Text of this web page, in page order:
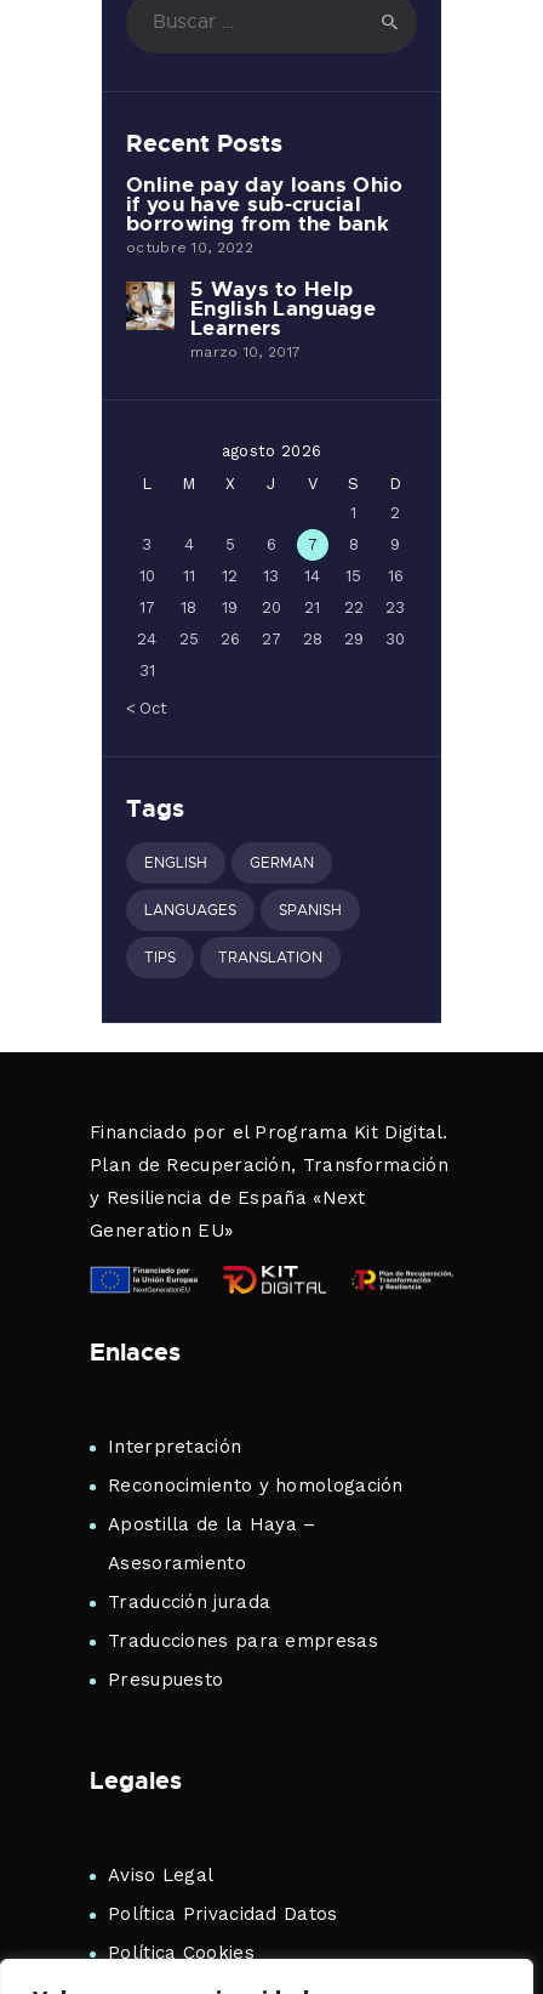
Recent Posts
Online pay day loans Ohio
if you have sub-crucial
borrowing from the bank
octubre 10, 2022
5 Ways to Help
English Language
Learners
marzo 10, 2017
agosto 2026
L
M X J V S
D
1
2
3
4 5 6 7 8
9
10
11 12 13 14 15
16
17
18 19 20 21 22
23
24
25 26 27 28 29
30
31
« Oct
Tags
ENGLISH GERMAN
LANGUAGES SPANISH
TIPS TRANSLATION
Financiado por el Programa Kit Digital.
Plan de Recuperación, Transformación
y Resiliencia de España «Next
Generation EU»
Enlaces
Interpretación
Reconocimiento y homologación
Apostilla de la Haya –
Asesoramiento
Traducción jurada
Traducciones para empresas
Presupuesto
Legales
Aviso Legal
Política Privacidad Datos
Política Cookies